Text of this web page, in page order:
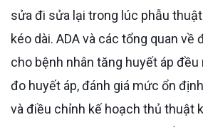
sửa đi sửa lại trong lúc phẫu
kéo dài. ADA và các tổng quan về
cho bệnh nhân tăng huyết áp
đo huyết áp, đánh giá mức ổn
và điều chỉnh kế hoạch thủ thuật